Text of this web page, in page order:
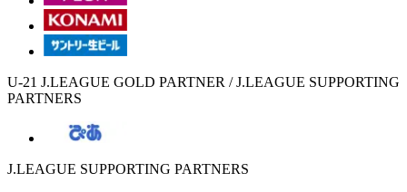
U-21 J.LEAGUE GOLD PARTNER / J.LEAGUE SUPPORTING
PARTNERS
J.LEAGUE SUPPORTING PARTNERS